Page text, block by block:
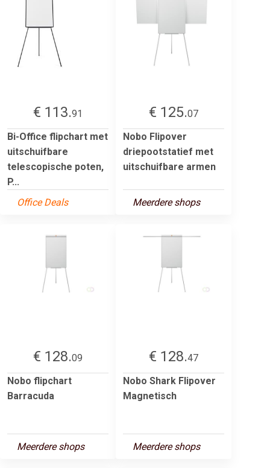
€ 113.91
Bi-Office flipchart met
uitschuifbare
telescopische poten,
P...
Office Deals
€ 125.07
Nobo Flipover
driepootstatief met
uitschuifbare armen
Meerdere shops
€ 128.09
Nobo flipchart
Barracuda
Meerdere shops
€ 128.47
Nobo Shark Flipover
Magnetisch
Meerdere shops